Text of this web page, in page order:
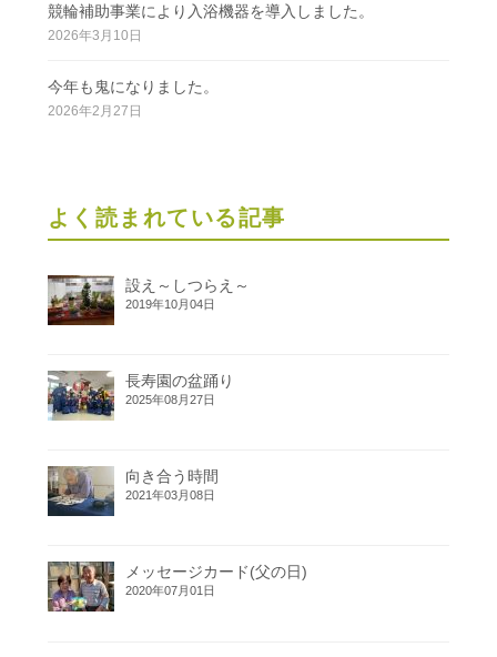
競輪補助事業により入浴機器を導入しました。
2026年3月10日
今年も鬼になりました。
2026年2月27日
よく読まれている記事
設え～しつらえ～
2019年10月04日
長寿園の盆踊り
2025年08月27日
向き合う時間
2021年03月08日
メッセージカード(父の日)
2020年07月01日